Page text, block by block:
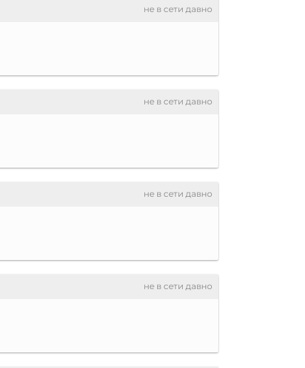
не в сети давно
не в сети давно
не в сети давно
не в сети давно